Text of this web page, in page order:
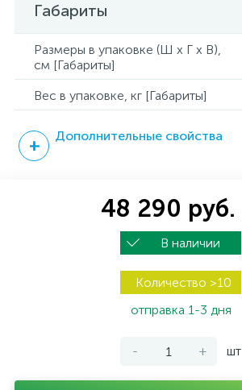
Габариты
Размеры в упаковке (Ш x Г x В),
см [Габариты]
Вес в упаковке, кг [Габариты]
Дополнительные свойства
48 290 руб.
В наличии
Количество >10
отправка 1-3 дня
- + шт